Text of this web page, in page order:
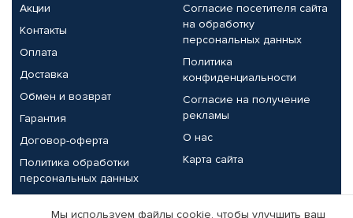
Акции
Контакты
Оплата
Доставка
Обмен и возврат
Гарантия
Договор-оферта
Политика обработки
персональных данных
Согласие посетителя сайта
на обработку
персональных данных
Политика
конфиденциальности
Согласие на получение
рекламы
О нас
Карта сайта
Партнерам
Мы используем файлы cookie, чтобы улучшить ваш